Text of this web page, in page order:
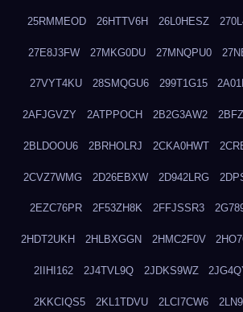
25RMMEOD 26HTTV6H 26L0HESZ
27E8J3FW 27MKG0DU 27MNQPU0
27VYT4KU 28SMQGU6 299T1G15
2AFJGVZY 2ATPPOCH 2B2G3AW2
2BLDOOU6 2BRHOLRJ 2CKA0HWT
2CVZ7WMG 2D26EBXW 2D942LRG
2EZC76PR 2F53ZH8K 2FFJSSR3
2HDT2UKH 2HLBXGGN 2HMC2F0V
2IIHI162 2J4TVL9Q 2JDKS9WZ
2KKCIQS5 2KL1TDVU 2LCI7CW6